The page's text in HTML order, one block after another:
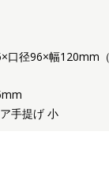
径96×幅120mm（
手提げ 小